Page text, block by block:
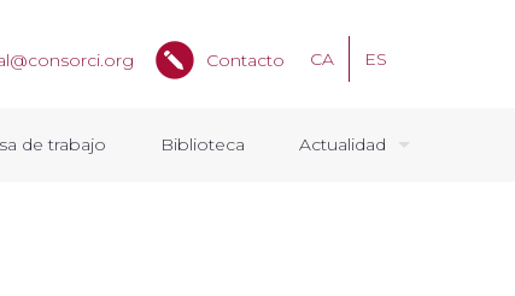
de trabajo Biblioteca Actualidad
Contacto CA ES